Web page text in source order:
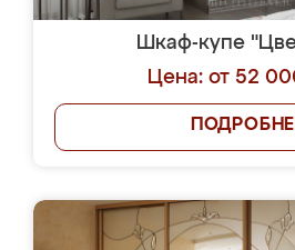
Шкаф-купе
Цена: от 52